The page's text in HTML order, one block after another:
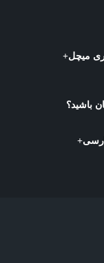
میچل+
باشید؟